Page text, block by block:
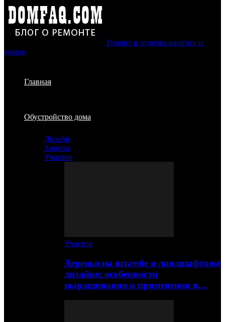
Ремонт и отделка квартир и
домов
Главная
Обустройство дома
Дизайн
Защита
Участок
Участок
Деревья на штамбе в ландшафтном
дизайне: особенности
выращивания и применения в…